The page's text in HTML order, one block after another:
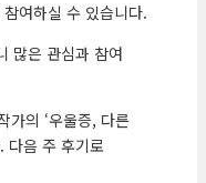
여하실 수 있습니다.
많은 관심과 참여
가의 ‘우울증, 다른
다음 주 후기로